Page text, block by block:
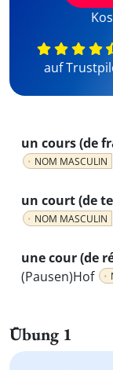
auf
un cours (de
NOM MASCULIN
un court (de
NOM MASCULIN
une cour (de
(Pausen)Hof
Übung 1